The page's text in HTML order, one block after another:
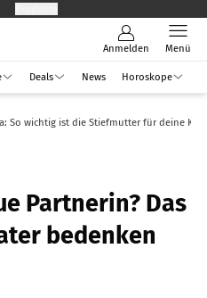
Anmelden Menü
Deals News Horoskope
So wichtig ist die Stiefmutter für deine
Partnerin? Das
bedenken